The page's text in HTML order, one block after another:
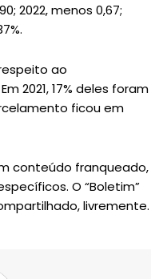
2022, menos 0,67;
ao
2021, 17% deles foram
ficou em
conteúdo franqueado,
O “Boletim”
livremente.